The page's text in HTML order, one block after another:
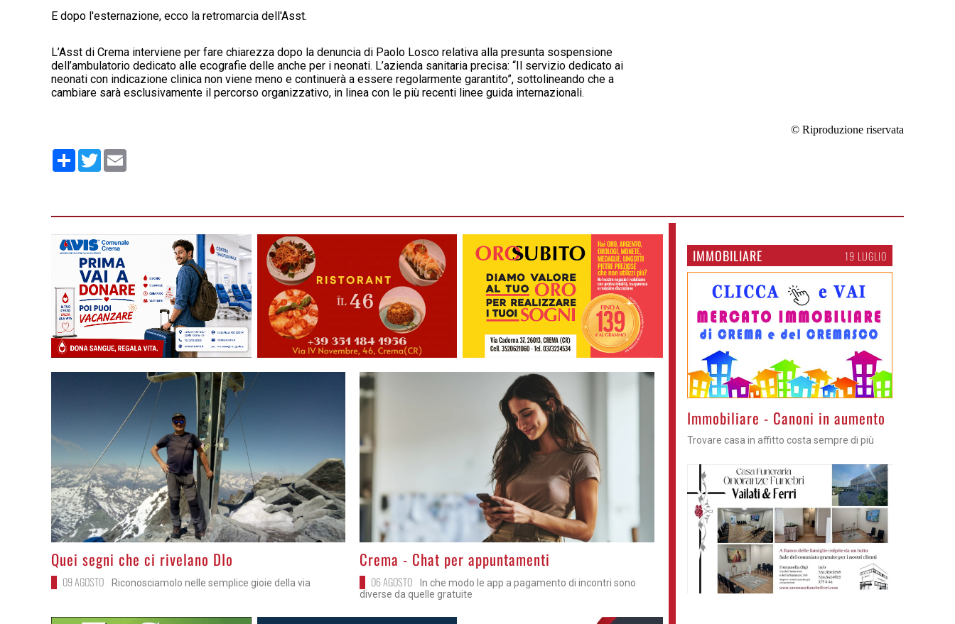
E dopo l'esternazione, ecco la retromarcia dell'Asst.
L’Asst di Crema interviene per fare chiarezza dopo la denuncia di Paolo Losco relativa alla presunta sospensione
dell’ambulatorio dedicato alle ecografie delle anche per i neonati. L’azienda sanitaria precisa: “Il servizio dedicato ai
neonati con indicazione clinica non viene meno e continuerà a essere regolarmente garantito”, sottolineando che a
cambiare sarà esclusivamente il percorso organizzativo, in linea con le più recenti linee guida internazionali.
© Riproduzione riservata
Condividi
Twitter
>
Quei segni che ci rivelano DIo
09 AGOSTO Riconosciamolo nelle semplice gioie della via
>
Crema - Chat per appuntamenti
06 AGOSTO
In che modo le app a pagamento di incontri sono
diverse da quelle gratuite
IMMOBILIARE 19 LUGLIO
Immobiliare - Canoni in aumento
Trovare casa in affitto costa sempre di più